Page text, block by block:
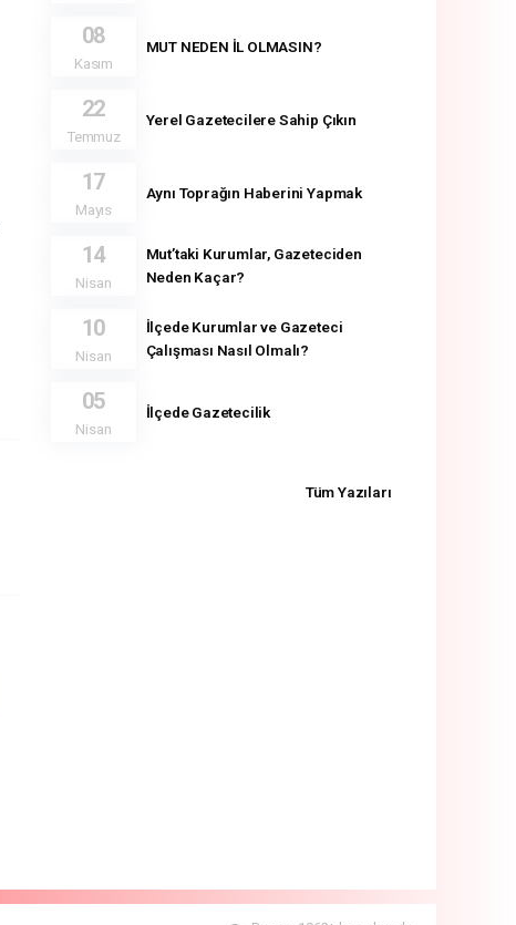
08
Kasım
MUT NEDEN İL OLMASIN?
22
Temmuz
Yerel Gazetecilere Sahip Çıkın
17
Mayıs
Aynı Toprağın Haberini Yapmak
14
Nisan
Mut’taki Kurumlar, Gazeteciden
Neden Kaçar?
10
Nisan
İlçede Kurumlar ve Gazeteci
Çalışması Nasıl Olmalı?
05
Nisan
İlçede Gazetecilik
Tüm Yazıları